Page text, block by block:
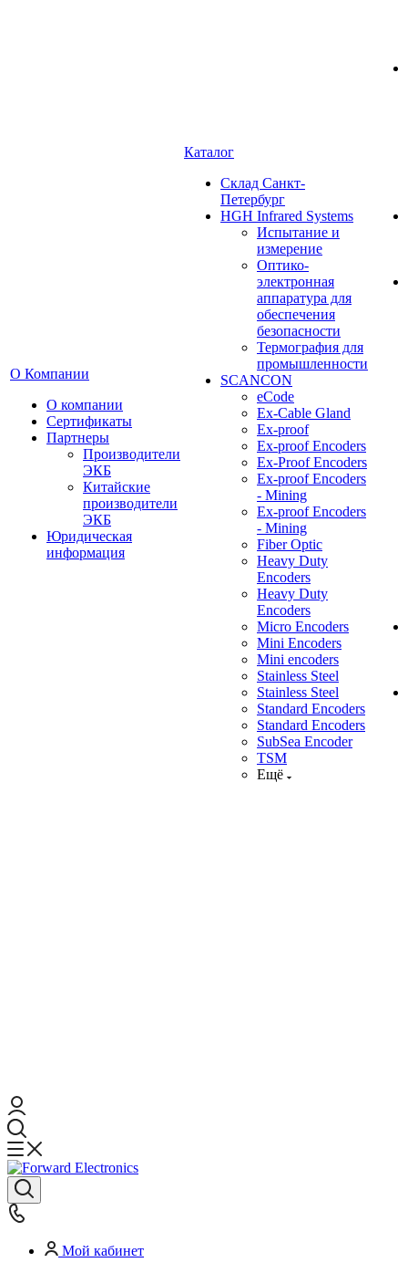
О Компании
О компании
Сертификаты
Партнеры
Производители
ЭКБ
Китайские
производители
ЭКБ
Юридическая
информация
Каталог
Cклад Санкт-
Петербург
HGH Infrared Systems
Испытание и
измерение
Оптико-
электронная
аппаратура для
обеспечения
безопасности
Термография для
промышленности
SCANCON
eCode
Ex-Cable Gland
Ex-proof
Ex-proof Encoders
Ex-Proof Encoders
Ex-proof Encoders
- Mining
Ex-proof Encoders
- Mining
Fiber Optic
Heavy Duty
Encoders
Heavy Duty
Encoders
Micro Encoders
Mini Encoders
Mini encoders
Stainless Steel
Stainless Steel
Standard Encoders
Standard Encoders
SubSea Encoder
TSM
Ещё
Мой кабинет